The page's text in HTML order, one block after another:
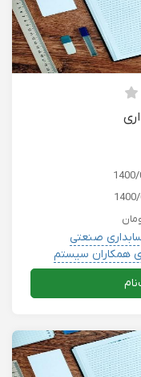
صنعتی
همکاران سیستم
کریپتو